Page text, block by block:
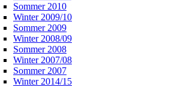
Sommer 2010
Winter 2009/10
Sommer 2009
Winter 2008/09
Sommer 2008
Winter 2007/08
Sommer 2007
Winter 2014/15